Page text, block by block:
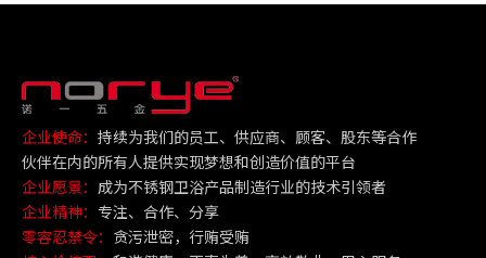
企业使命： 持续为我们的员工、供应商、顾客、股东等合作
伙伴在内的所有人提供实现梦想和创造价值的平台
企业愿景： 成为不锈钢卫浴产品制造行业的技术引领者
企业精神： 专注、合作、分享
零容忍禁令： 贪污泄密，行贿受贿